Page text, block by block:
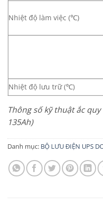
Nhiệt độ làm việc (℃)
Nhiệt độ lưu trữ (℃)
Thông số kỹ thuật ắc quy
135Ah)
Danh mục: BỘ LƯU ĐIỆN UPS